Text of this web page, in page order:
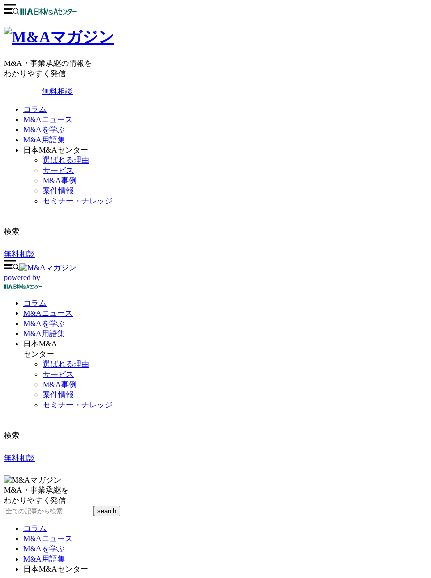
M&A・事業承継の情報を
わかりやすく発信
無料相談
コラム
M&Aニュース
M&Aを学ぶ
M&A用語集
日本M&Aセンター
選ばれる理由
サービス
M&A事例
案件情報
セミナー・ナレッジ
検索
無料相談
powered by
コラム
M&Aニュース
M&Aを学ぶ
M&A 用語集
日本M&A
センター
選ばれる理由
サービス
M&A事例
案件情報
セミナー・ナレッジ
検索
無料相談
M&A・事業承継を
わかりやすく発信
コラム
M&Aニュース
M&Aを学ぶ
M&A用語集
日本M&Aセンター